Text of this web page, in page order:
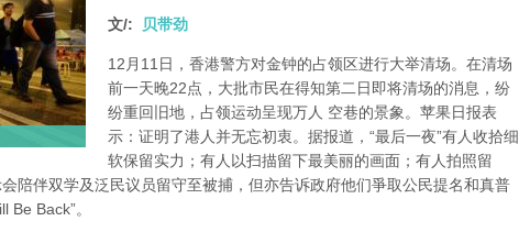
文/: 贝带劲
12月11日，香港警方对金钟的占领区进行大举清场。在清场
前一天晚22点，大批市民在得知第二日即将清场的消息，纷
纷重回旧地，占领运动呈现万人 空巷的景象。苹果日报表
示：证明了港人并无忘初衷。据报道，“最后一夜”有人收拾细
软保留实力；有人以扫描留下最美丽的画面；有人拍照留
陪伴双学及泛民议员留守至被捕，但亦告诉政府他们爭取公民提名和真普
Be Back”。